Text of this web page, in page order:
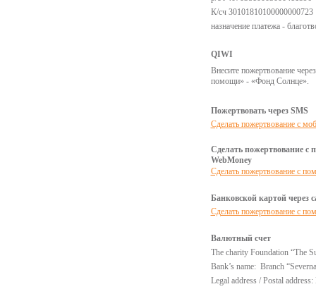
К/сч 30101810100000000723
назначение платежа -
QIWI
Внесите пожертвование
помощи» - «Фонд Солнце».
Пожертвовать через SMS
Сделать пожертвование с
Сделать пожертвование с
WebMoney
Сделать пожертвование с
Банковской картой через
Сделать пожертвование с
Валютный счет
The charity Foundation “The
Bank’s name: Branch
Legal address / Postal